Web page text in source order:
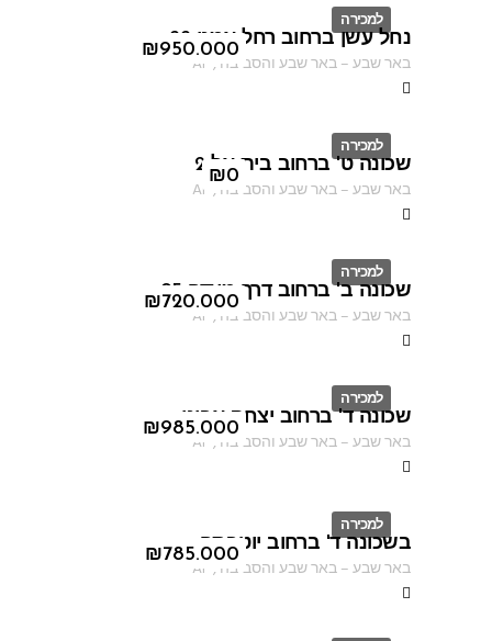
למכירה
ID
₪950.000
נחל עשן ברחוב רחל אמנו 22
באר שבע–באר שבע והסביבה ,
AF
למכירה
ID
₪0
שכונה ט' ברחוב בית אל 2
באר שבע–באר שבע והסביבה ,
AF
למכירה
ID
₪720.000
שכונה ב' ברחוב דרך מצדה 95
באר שבע–באר שבע והסביבה ,
AF
למכירה
ID
₪985.000
שכונה ד' ברחוב יצחק אבינו
באר שבע–באר שבע והסביבה ,
AF
למכירה
ID
₪785.000
בשכונה ד' ברחוב יוטבתה
באר שבע–באר שבע והסביבה ,
AF